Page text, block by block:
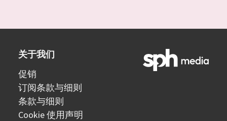
关于我们
促销
订阅条款与细则
条款与细则
Cookie 使用声明